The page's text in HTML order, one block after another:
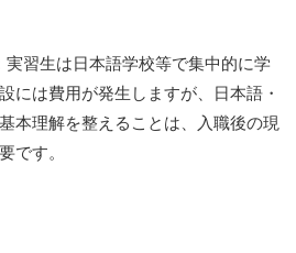
実習生は日本語学校等で集中的に学
には費用が発生しますが、日本語・
本理解を整えることは、入職後の現
です。